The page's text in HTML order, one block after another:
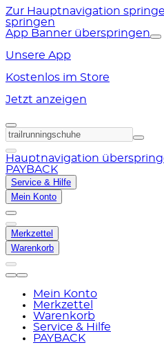
Zur Hauptnavigation
springen
App Banner überspringen
Unsere App
Kostenlos im Store
Jetzt anzeigen
Hauptnavigation
PAYBACK
Service & Hilfe
Mein Konto
Merkzettel
Warenkorb
Mein Konto
Merkzettel
Warenkorb
Service & Hilfe
PAYBACK